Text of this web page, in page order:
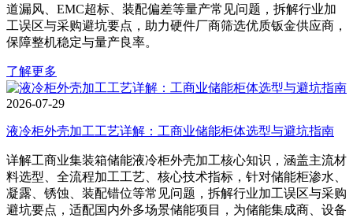
道漏风、EMC超标、装配偏差等量产常见问题，拆解行业加
工误区与采购避坑要点，助力硬件厂商筛选优质钣金供应商，
保障整机稳定与量产良率。
了解更多
2026-07-29
液冷柜外壳加工工艺详解：工商业储能柜体选型与避坑指南
详解工商业集装箱储能液冷柜外壳加工核心知识，涵盖主流材
料选型、全流程加工工艺、核心技术指标，针对储能柜渗水、
凝露、锈蚀、装配错位等常见问题，拆解行业加工误区与采购
避坑要点，适配国内外多场景储能项目，为储能集成商、设备